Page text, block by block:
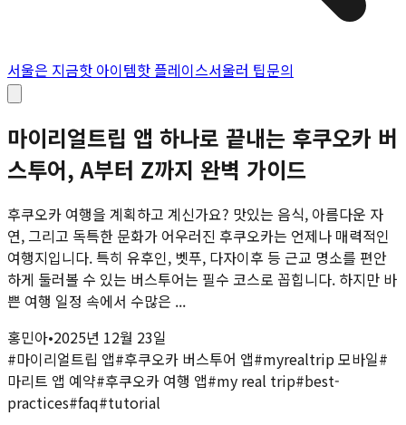
서울은 지금핫 아이템핫 플레이스서울러 팁문의
마이리얼트립 앱 하나로 끝내는 후쿠오카 버
스투어, A부터 Z까지 완벽 가이드
후쿠오카 여행을 계획하고 계신가요? 맛있는 음식, 아름다운 자
연, 그리고 독특한 문화가 어우러진 후쿠오카는 언제나 매력적인
여행지입니다. 특히 유후인, 벳푸, 다자이후 등 근교 명소를 편안
하게 둘러볼 수 있는 버스투어는 필수 코스로 꼽힙니다. 하지만 바
쁜 여행 일정 속에서 수많은 ...
홍민아•2025년 12월 23일
#마이리얼트립 앱#후쿠오카 버스투어 앱#myrealtrip 모바일#
마리트 앱 예약#후쿠오카 여행 앱#my real trip#best-
practices#faq#tutorial